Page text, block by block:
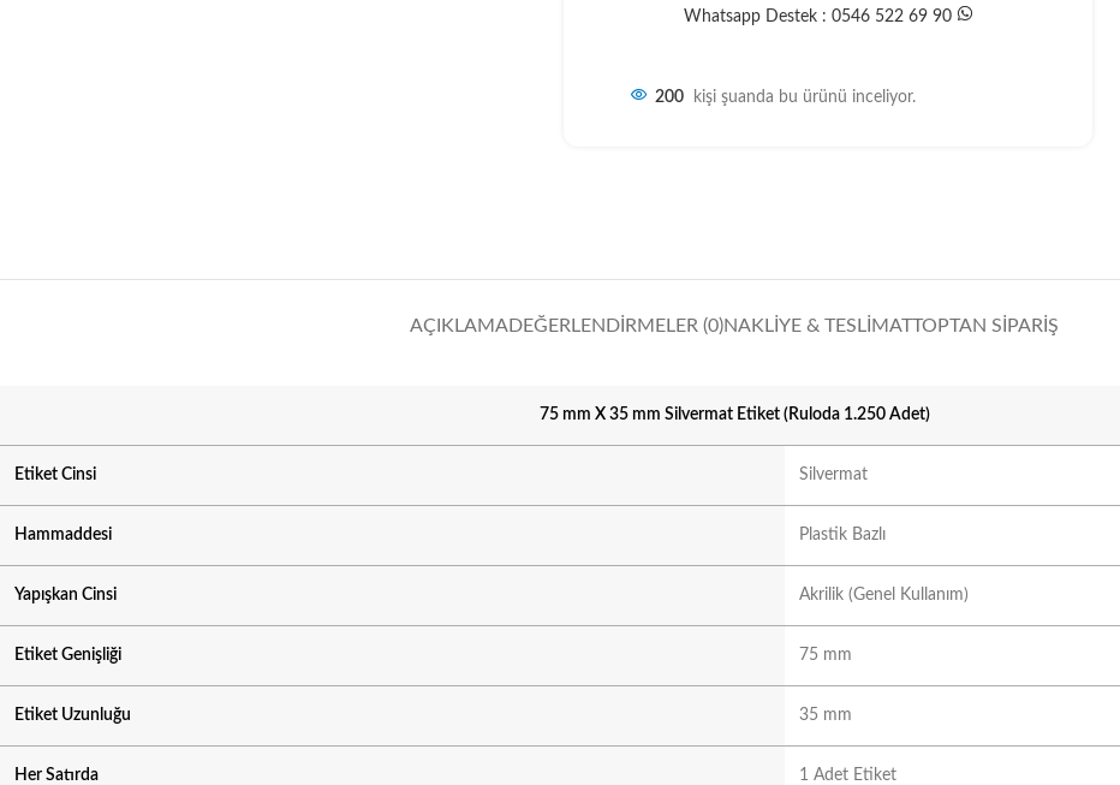
Whatsapp Destek : 0546 522 69 90
200 kişi şuanda bu ürünü inceliyor.
AÇIKLAMA DEĞERLENDIRMELER (0)NAKLIYE & TESLIMATTOPTAN SIPARIŞ
75 mm X 35 mm Silvermat Etiket (Ruloda 1.250 Adet)
Etiket Cinsi Silvermat
Hammaddesi Plastik Bazlı
Yapışkan Cinsi Akrilik (Genel Kullanım)
Etiket Genişliği 75 mm
Etiket Uzunluğu 35 mm
Her Satırda 1 Adet Etiket